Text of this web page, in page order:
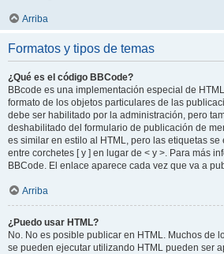
Arriba
Formatos y tipos de temas
¿Qué es el código BBCode?
BBcode es una implementación especial de
formato de los objetos particulares de las
debe ser habilitado por la administración, pero
deshabilitado del formulario de publicación de
es similar en estilo al HTML, pero las etiquetas
entre corchetes [ y ] en lugar de < y >. Para más
BBCode. El enlace aparece cada vez que va a
Arriba
¿Puedo usar HTML?
No. No es posible publicar en HTML. Muchos de
se pueden ejecutar utilizando HTML pueden ser